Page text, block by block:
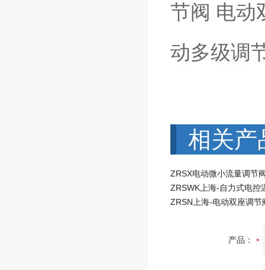
节阀 电动
动多级调
相关产
ZRSX电动微小流量调节
产品：